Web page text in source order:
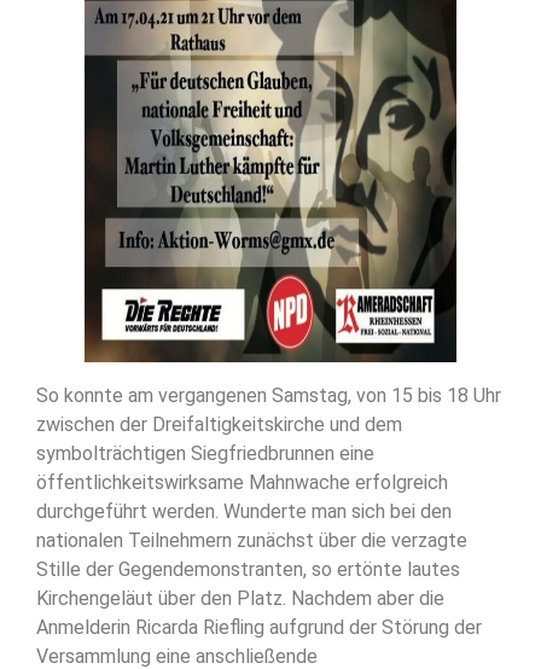
So konnte am vergangenen Samstag, von 15 bis 18 Uhr
zwischen der Dreifaltigkeitskirche und dem
symbolträchtigen Siegfriedbrunnen eine
öffentlichkeitswirksame Mahnwache erfolgreich
durchgeführt werden. Wunderte man sich bei den
nationalen Teilnehmern zunächst über die verzagte
Stille der Gegendemonstranten, so ertönte lautes
Kirchengeläut über den Platz. Nachdem aber die
Anmelderin Ricarda Riefling aufgrund der Störung der
Versammlung eine anschließende